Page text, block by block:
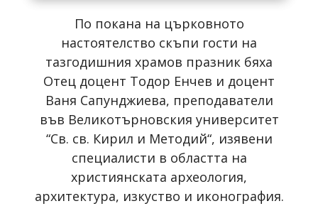
По покана на църковното
настоятелство скъпи гости на
тазгодишния храмов празник бяха
Отец доцент Тодор Енчев и доцент
Ваня Сапунджиева, преподаватели
във Великотърновския университет
“Св. св. Кирил и Методий“, изявени
специалисти в областта на
християнската археология,
архитектура, изкуство и иконография.